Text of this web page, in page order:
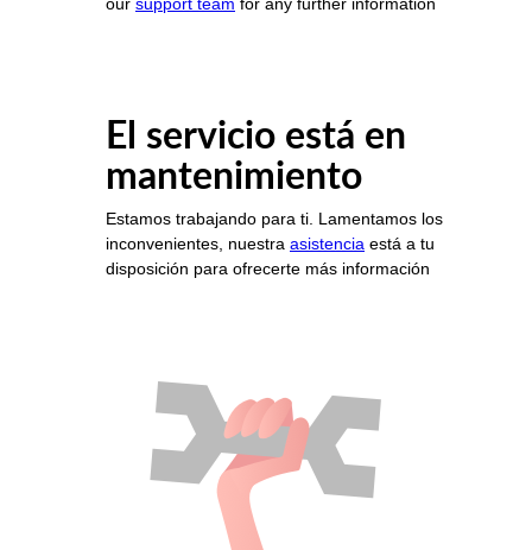
El servicio está en
mantenimiento
Estamos trabajando para ti. Lamentamos los
inconvenientes, nuestra asistencia está a tu
disposición para ofrecerte más información